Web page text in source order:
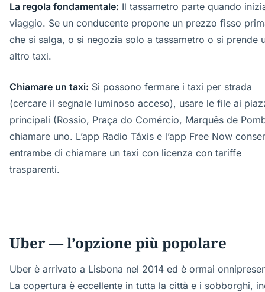
La regola fondamentale: Il tassametro parte quando
viaggio. Se un conducente propone un prezzo fisso
che si salga, o si negozia solo a tassametro o si prende
altro taxi.
Chiamare un taxi: Si possono fermare i taxi per strada
(cercare il segnale luminoso acceso), usare le file ai
principali (Rossio, Praça do Comércio, Marquês de
chiamare uno. L’app Radio Táxis e l’app Free Now
entrambe di chiamare un taxi con licenza con tariffe
trasparenti.
Uber — l’opzione più popolare
Uber è arrivato a Lisbona nel 2014 ed è ormai
La copertura è eccellente in tutta la città e i sobborghi,